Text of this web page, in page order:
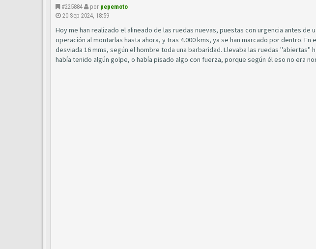
#225884 por pepemoto
20 Sep 2024, 18:59
Hoy me han realizado el alineado de las ruedas nuevas, puestas con urgencia antes de
operación al montarlas hasta ahora, y tras 4.000 kms, ya se han marcado por dentro.
desviada 16 mms, según el hombre toda una barbaridad. Llevaba las ruedas "abiertas"
había tenido algún golpe, o había pisado algo con fuerza, porque según él eso no era